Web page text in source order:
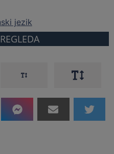
jezik